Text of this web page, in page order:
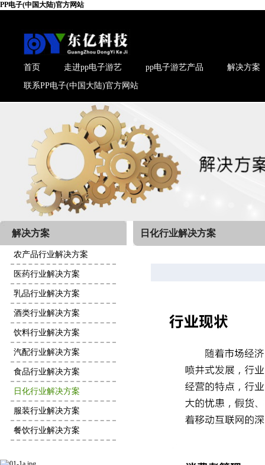
PP电子(中国大陆)官方网站
首页 走进pp电子游艺 pp电子游艺产品 解决方案
联系PP电子(中国大陆)官方网站
解决方案
农产品行业解决方案
医药行业解决方案
乳品行业解决方案
酒类行业解决方案
饮料行业解决方案
汽配行业解决方案
食品行业解决方案
日化行业解决方案
服装行业解决方案
餐饮行业解决方案
日化行业解决方案